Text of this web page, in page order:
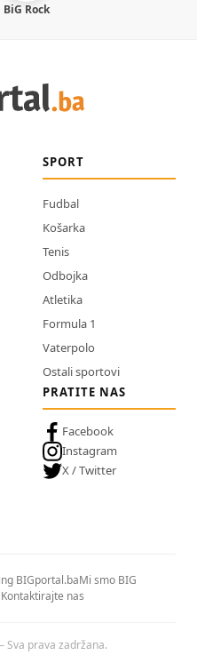
BiG Rock
SPORT
Fudbal
Košarka
Tenis
Odbojka
Atletika
Formula 1
Vaterpolo
Ostali sportovi
PRATITE NAS
Facebook
Instagram
X / Twitter
BIGportal.baMi smo BIG
Kontaktirajte nas
Sva prava zadržana.